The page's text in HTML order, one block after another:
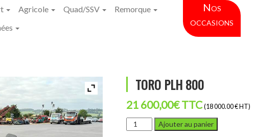
Agricole Quad/SSV
Remorque
Nos
occasions
TORO PLH 800
21 600,00€TTC (18 000.00 € HT)
quantité
de
Ajouter au panier